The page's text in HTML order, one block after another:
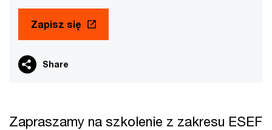
Zapisz się
Share
Zapraszamy na szkolenie z zakresu ESEF